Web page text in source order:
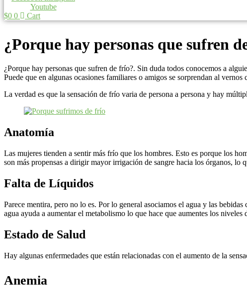
Youtube
$0 0 Cart
¿Porque hay personas que sufren
¿Porque hay personas que sufren de frío?. Sin duda todos conocemos a
Puede que en algunas ocasiones familiares o amigos se sorprendan al
La verdad es que la sensación de frío varia de persona a persona y hay
Anatomía
Las mujeres tienden a sentir más frío que los hombres. Esto es porque los
son más propensas a dirigir mayor irrigación de sangre hacia los órganos,
Falta de Líquidos
Parece mentira, pero no lo es. Por lo general asociamos el agua y las
agua ayuda a aumentar el metabolismo lo que hace que aumentes los niveles
Estado de Salud
Hay algunas enfermedades que están relacionadas con el aumento de la
Anemia